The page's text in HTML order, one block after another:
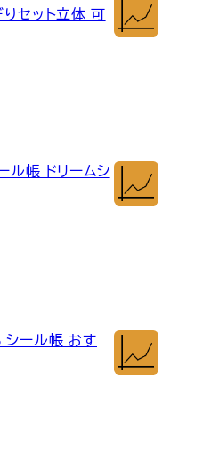
セット立体 可
ル帳 ドリームシ
シール帳 おす